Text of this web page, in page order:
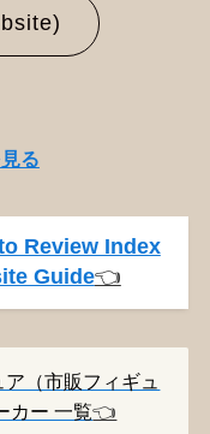
る
Review Index
Guide👈️
（市販フィギュ
カー 一覧👈️